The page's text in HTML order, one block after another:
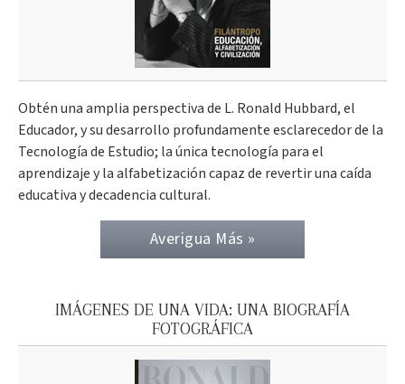
Obtén una amplia perspectiva de L. Ronald Hubbard, el
Educador, y su desarrollo profundamente esclarecedor de la
Tecnología de Estudio; la única tecnología para el
aprendizaje y la alfabetización capaz de revertir una caída
educativa y decadencia cultural.
Averigua Más »
IMÁGENES DE UNA VIDA: UNA BIOGRAFÍA
FOTOGRÁFICA